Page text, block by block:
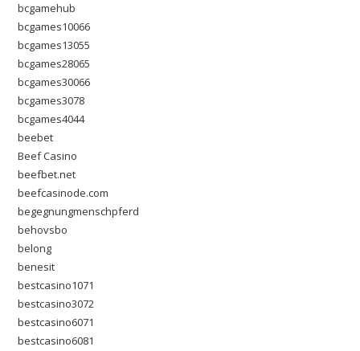
bcgamehub
bcgames10066
bcgames13055
bcgames28065
bcgames30066
bcgames3078
bcgames4044
beebet
Beef Casino
beefbet.net
beefcasinode.com
begegnungmenschpferd
behovsbo
belong
benesit
bestcasino1071
bestcasino3072
bestcasino6071
bestcasino6081